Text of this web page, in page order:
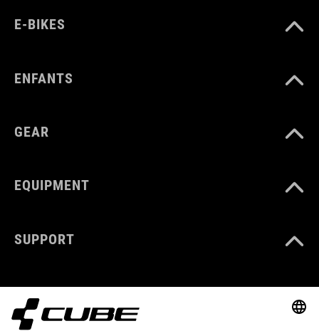
E-BIKES
ENFANTS
GEAR
EQUIPMENT
SUPPORT
ABOUT US